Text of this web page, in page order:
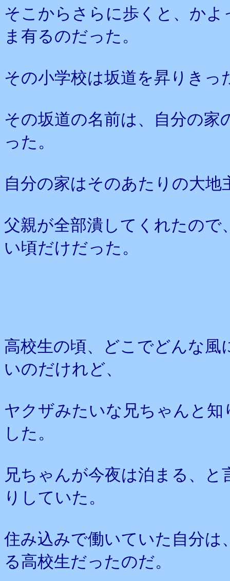
そこからさらに歩くと、か
ま有るのだった。
その小学校は坂道を昇りきっ
その坂道の名前は、自分の
った。
自分の家はそのあたりの大地
父親が全部潰してくれたの
い頃だけだった。
高校生の頃、どこでどんな
いのだけれど、
ヤクザみたいな兄ちゃんと
した。
兄ちゃんが今夜は泊まる、
りしていた。
住み込みで働いていた自分
る高校生だったのだ。